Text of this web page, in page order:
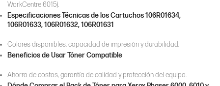
WorkCentre 6015).
Especificaciones Técnicas de los Cartuchos 106R01634,
106R01633, 106R01632, 106R01631
Colores disponibles, capacidad de impresión y durabilidad.
Beneficios de Usar Tóner Compatible
Ahorro de costos, garantía de calidad y protección del equipo.